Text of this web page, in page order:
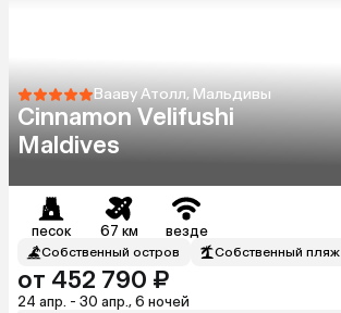
Вааву Атолл, Мальдивы
Cinnamon Velifushi
Maldives
песок 67 км везде
Собственный остров Собственный пляж
от 452 790 ₽
24 апр. - 30 апр., 6 ночей